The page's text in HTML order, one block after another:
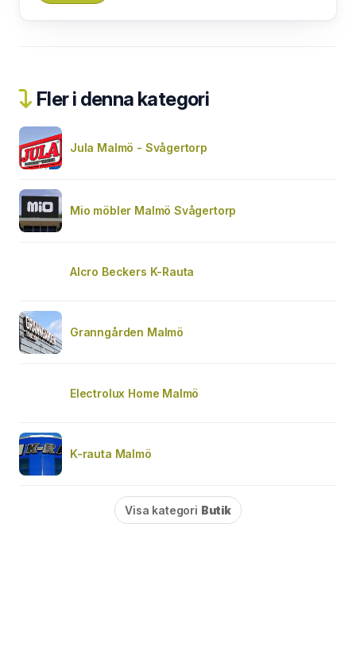
Fler i denna kategori
Jula Malmö - Svågertorp
Mio möbler Malmö Svågertorp
Alcro Beckers K-Rauta
Granngården Malmö
Electrolux Home Malmö
K-rauta Malmö
Visa kategori Butik